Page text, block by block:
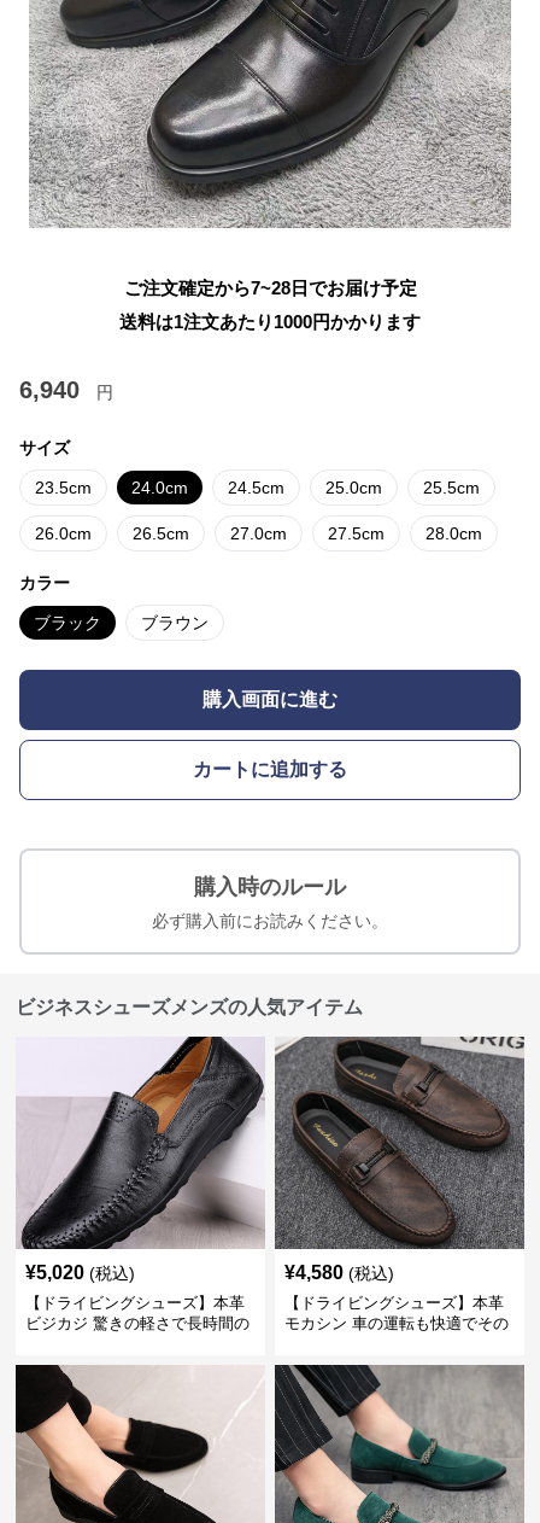
ご注文確定から7~28日でお届け予定
送料は1注文あたり 1000円かかります
6,940 円
サイズ
23.5cm 24.0cm 24.5cm 25.0cm 25.5cm
26.0cm 26.5cm 27.0cm 27.5cm 28.0cm
カラー
ブラック ブラウン
購入画面に進む
カートに追加する
購入時のルール
必ず購入前にお読みください。
ビジネスシューズメンズの人気アイテム
¥5,020 (税込)
【ドライビングシューズ】本革
ビジカジ 驚きの軽さで長時間の
¥4,580 (税込)
【ドライビングシューズ】本革
モカシン 車の運転も快適でその